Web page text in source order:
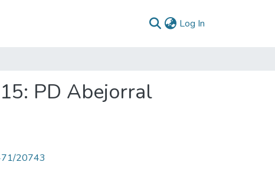
Log In
PD Abejorral
20743